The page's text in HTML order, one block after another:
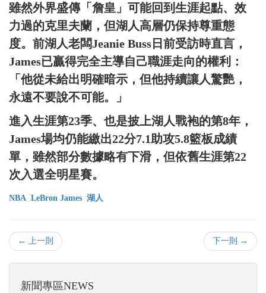
雖然外界盛傳「詹皇」可能回到生涯起點、效
力過的克里夫蘭，但湖人高層仍保持尊重態
度。前湖人老闆Jeanie Buss日前受訪時直言，
James已贏得完全主導自己職涯走向的權利：
「他從未給出明確暗示，但他持續讓人驚艷，
永遠不要說不可能。」
進入生涯第23季、也是披上湖人戰袍的第8年，
James場均仍能繳出22分7.1助攻5.8籃板成績
單，雖然部分數據略有下滑，但依舊生涯第22
次入選全明星賽。
NBA LeBron James 湖人
← 上一則 下一則 →
新聞專區NEWS